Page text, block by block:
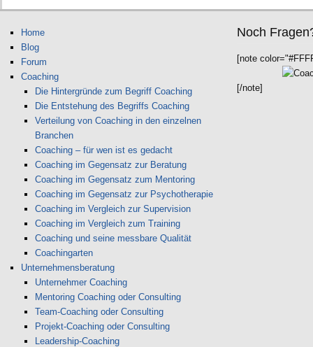
Home
Blog
Forum
Coaching
Die Hintergründe zum Begriff Coaching
Die Entstehung des Begriffs Coaching
Verteilung von Coaching in den einzelnen
Branchen
Coaching – für wen ist es gedacht
Coaching im Gegensatz zur Beratung
Coaching im Gegensatz zum Mentoring
Coaching im Gegensatz zur Psychotherapie
Coaching im Vergleich zur Supervision
Coaching im Vergleich zum Training
Coaching und seine messbare Qualität
Coachingarten
Unternehmensberatung
Unternehmer Coaching
Mentoring Coaching oder Consulting
Team-Coaching oder Consulting
Projekt-Coaching oder Consulting
Leadership-Coaching
Noch
[note
[/note]